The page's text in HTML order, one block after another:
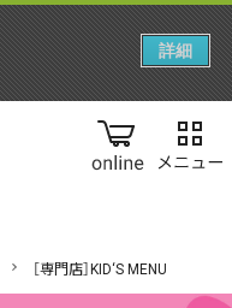
online
［専門店］KID‘S MENU
詳細